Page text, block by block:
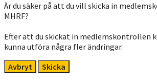
Är du säker på att du vill skicka in
MHRF?
Efter att du skickat in medlemskontrollen
kunna utföra några fler ändringar.
Avbryt
Skicka